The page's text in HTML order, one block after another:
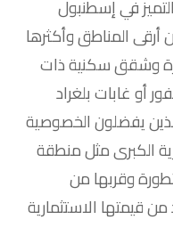
في إسطنبول
أرقى المناطق وأكثرها
وشقق سكنية ذات
أو غابات بلغراد
يفضلون الخصوصية
الكبرى مثل منطقة
وقربها من
من قيمتها الاستثمارية